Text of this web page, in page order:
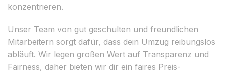
konzentrieren.
Unser Team von gut geschulten und freundlichen
Mitarbeitern sorgt dafür, dass dein Umzug reibungslos
abläuft. Wir legen großen Wert auf Transparenz und
Fairness, daher bieten wir dir ein faires Preis-